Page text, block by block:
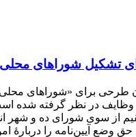
تشکیل شوراهای محلی
طرحی برای «شوراهای
در نظر گرفته شده
سوی شورای ده و شهر
وضع آیین‌نامه را